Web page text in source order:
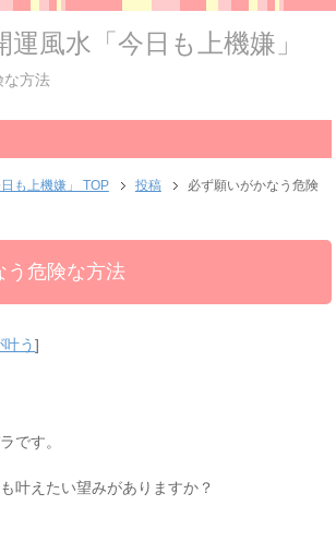
風水「今日も上機嫌」
な方法
も上機嫌」 TOP 投稿
必ず願いがかなう危険
う危険な方法
叶う]
です。
叶えたい望みがありますか？